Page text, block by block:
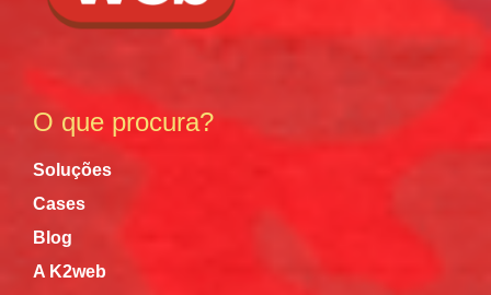
O que procura?
Soluções
Cases
Blog
A K2web